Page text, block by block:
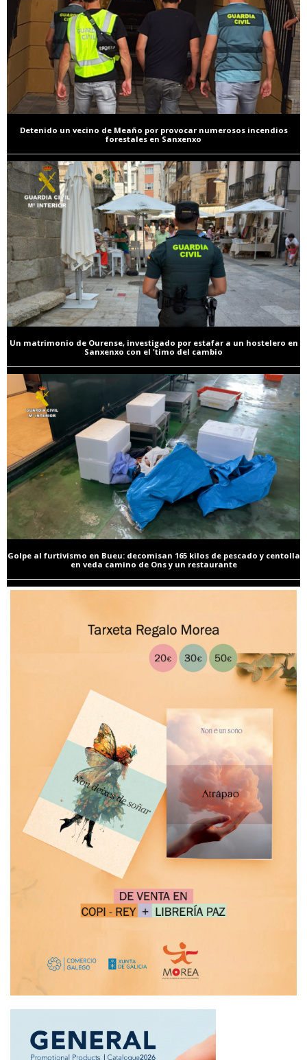
Detenido un vecino de Meaño por provocar numerosos incendios
forestales en Sanxenxo
Un matrimonio de Ourense, investigado por estafar a un hostelero en
Sanxenxo con el 'timo del cambio
Golpe al furtivismo en Bueu: decomisan 165 kilos de pescado y centolla
en veda camino de Ons y un restaurante